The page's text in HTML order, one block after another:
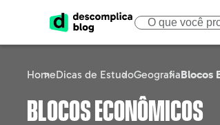
HomeDicas de EstudoGeografiaBlocos
Blocos Econômicos